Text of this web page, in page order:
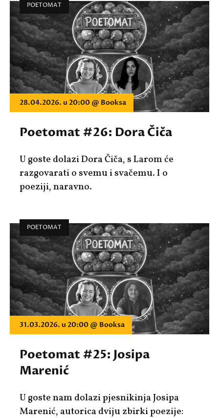
POETOMAT
28.04.2026. u 20:00 @ Booksa
Poetomat #26: Dora Čiča
U goste dolazi Dora Čiča, s Larom će
razgovarati o svemu i svačemu. I o
poeziji, naravno.
POETOMAT
31.03.2026. u 20:00 @ Booksa
Poetomat #25: Josipa
Marenić
U goste nam dolazi pjesnikinja Josipa
Marenić, autorica dviju zbirki poezije: